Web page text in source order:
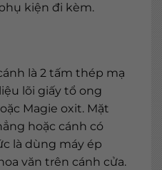
kiện đi kèm.
là 2 tấm thép mạ
lõi giấy tổ ong
Magie oxit. Mặt
hoặc cánh có
là dùng máy ép
văn trên cánh cửa.